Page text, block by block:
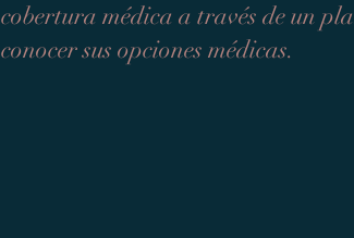
cobertura médica a través de un
conocer sus opciones médicas.